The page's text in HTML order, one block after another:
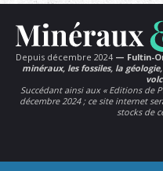
Depuis décembre 2024 — Fultin-
minéraux, les fossiles, la
Succédant ainsi aux « Editions de
décembre 2024 ; ce site internet
stocks de